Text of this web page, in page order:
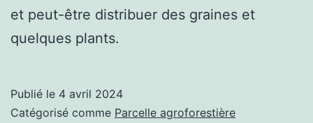
et peut-être distribuer des graines et
quelques plants.
Publié le 4 avril 2024
Catégorisé comme Parcelle agroforestière